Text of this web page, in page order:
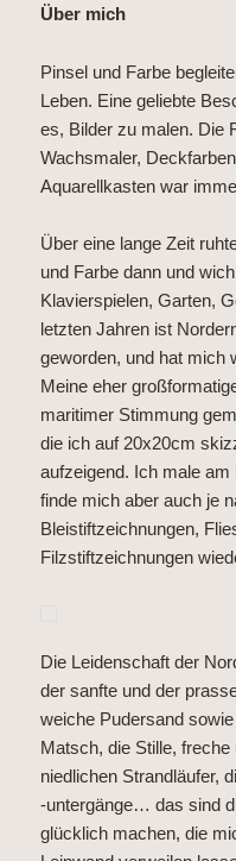
Über mich
Pinsel und Farbe
Leben. Eine geliebte
es, Bilder zu malen. Die
Wachsmaler,
Aquarellkasten war
Über eine lange Zeit
und Farbe dann und
Klavierspielen, Garten,
letzten Jahren ist
geworden, und hat mich
Meine eher
maritimer Stimmung
die ich auf 20x20cm
aufzeigend. Ich male
finde mich aber auch je
Bleistiftzeichnungen,
Filzstiftzeichnungen
Die Leidenschaft der
der sanfte und der
weiche Pudersand
Matsch, die Stille,
niedlichen Strandläufer,
-untergänge… das sind
glücklich machen, die